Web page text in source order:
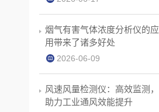
烟气有害气体浓度分析仪的应
用带来了诸多好处
2026-06-09
风速风量检测仪：高效监测，
助力工业通风效能提升